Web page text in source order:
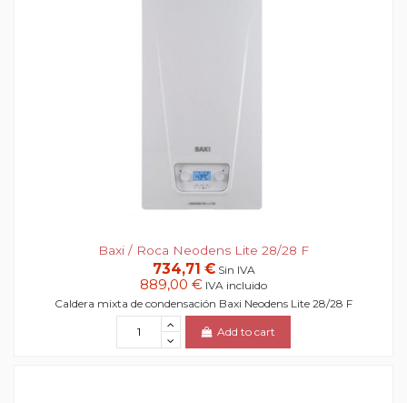
Baxi / Roca Neodens Lite 28/28 F
734,71 € Sin IVA
889,00 € IVA incluido
Caldera mixta de condensación Baxi Neodens Lite 28/28 F
Add to cart